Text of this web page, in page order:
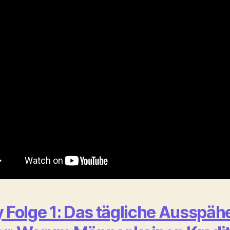
Folge 1: Das tägliche